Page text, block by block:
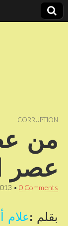
CORRUPTION
من
عصر
• 0 Comments
بقلم :علام